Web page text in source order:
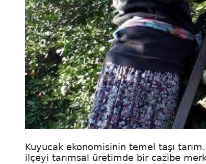
Kuyucak ekonomisinin temel taşı
ilçeyi tarımsal üretimde bir cazibe